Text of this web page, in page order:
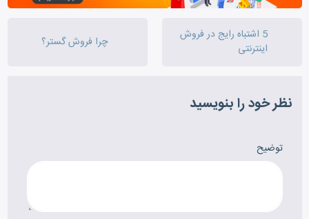
5 اشتباه رایج در فروش
اینترنتی
چرا فروش گستر؟
نظر خود را بنویسید
توضیح